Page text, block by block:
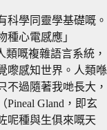
科學同靈學基礎嘅。
心電感應」
類嘅複雜語言系統，
嚟感知世界。人類喺
不過隨著我哋長大，
Gland，即玄
呢種與生俱來嘅天